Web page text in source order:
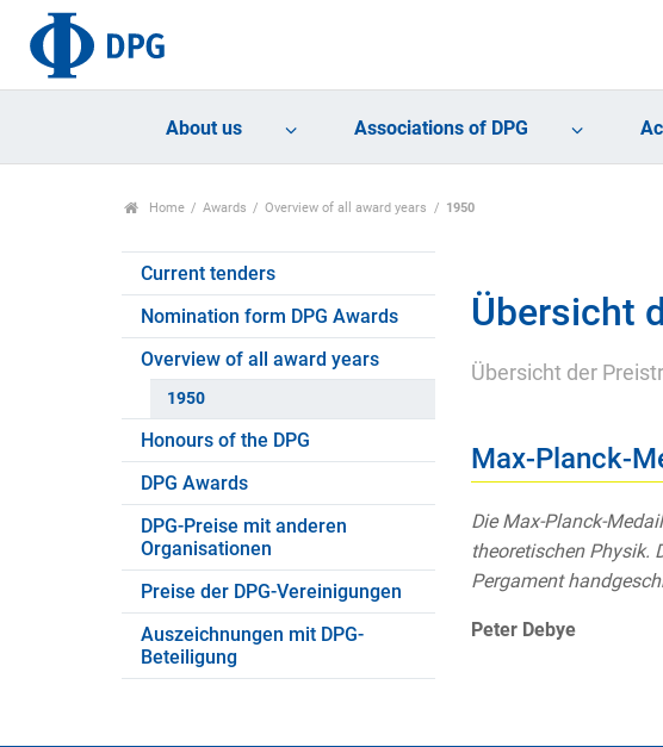
About us Associations of DPG
Home Awards Overview of all award years 1950
Current tenders
Nomination form DPG Awards
Overview of all award years
1950
Honours of the DPG
DPG Awards
DPG-Preise mit anderen
Organisationen
Preise der DPG-Vereinigungen
Auszeichnungen mit DPG-
Beteiligung
Übersicht
Übersicht der
Max-Planck-
Die Max-Planck-
theoretischen Physik.
Pergament
Peter Debye